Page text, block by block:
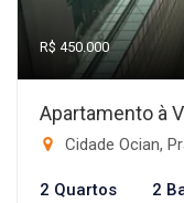
R$ 450.000
Apartamento à
Cidade Ocian,
2 Quartos 2